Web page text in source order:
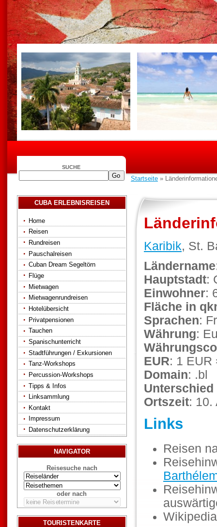
SUCHE
Startseite »
CUBA ERLEBNISREISEN
Home
Reisen
Rundreisen
Pauschalreisen
Cuban Dream Segeltörn
Flüge
Mietwagen
Mietwagenrundreisen
Hotelübersicht
Privatpensionen
Tauchen
Spanischunterricht
Stadtführungen / Exkursionen
Tanz-Workshops
Percussion-Workshops
Tipps & Infos
Linksammlung
Kontakt
Impressum
Datenschutzerklärung
NAVIGATOR
Reisesuche nach
oder nach
TOURISTENKARTE
Karibik, St.
Ländername
Hauptstadt:
Einwohner:
Fläche in
Sprachen:
Währung:
EUR: 1 EUR
Domain: .bl
Unterschied
Ortszeit: 10.
Links
Reisen